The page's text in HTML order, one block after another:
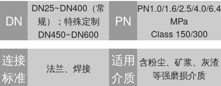
DN
DN25~DN400（常
规）；特殊定制
DN450~DN600
PN
PN1.0/1.6/2.5/4.0/6.4
MPa
Class 150/300
连接
标准
法兰、焊接
适用
介质
含粉尘、矿浆、灰渣
等强磨损介质